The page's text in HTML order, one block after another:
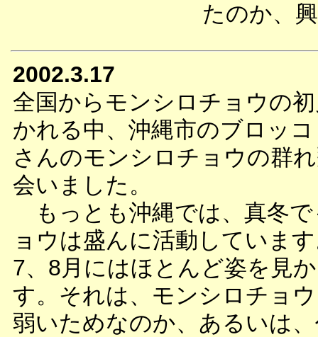
たのか、
2002.3.17
全国からモンシロチョウの
かれる中、沖縄市のブロッ
さんのモンシロチョウの群
会いました。
もっとも沖縄では、真冬
ョウは盛んに活動していま
7、8月にはほとんど姿を見
す。それは、モンシロチョ
弱いためなのか、あるいは